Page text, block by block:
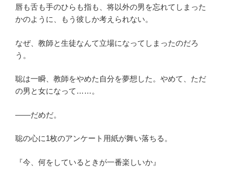
唇も舌も手のひらも指も、将以外の男を忘れてしまった
かのように、もう彼しか考えられない。
なぜ、教師と生徒なんて立場になってしまったのだろ
う。
聡は一瞬、教師をやめた自分を夢想した。やめて、ただ
の男と女になって……。
――だめだ。
聡の心に1枚のアンケート用紙が舞い落ちる。
『今、何をしているときが一番楽しいか』